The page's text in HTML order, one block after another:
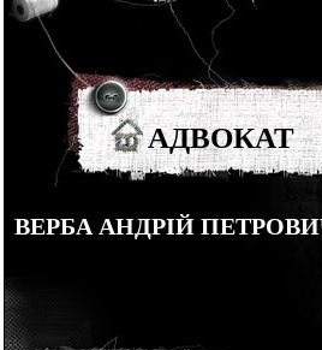
АДВОКАТ
ВЕРБА АНДРІЙ ПЕТРОВИЧ